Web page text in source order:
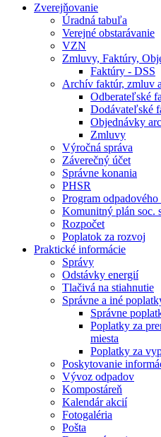
Zverejňovanie
Úradná tabuľa
Verejné obstarávanie
VZN
Zmluvy, Faktúry,
Faktúry - DSS
Archív faktúr, zmluv
Odberateľské
Dodávateľské
Objednávky
Zmluvy
Výročná správa
Záverečný účet
Správne konania
PHSR
Program odpadového
Komunitný plán soc.
Rozpočet
Poplatok za rozvoj
Praktické informácie
Správy
Odstávky energií
Tlačivá na stiahnutie
Správne a iné
Správne
Poplatky za
miesta
Poplatky za
Poskytovanie
Vývoz odpadov
Kompostáreň
Kalendár akcií
Fotogaléria
Pošta